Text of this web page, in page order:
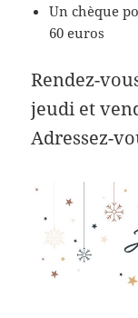
Un chèque
60 euros
Rendez-
jeudi et
Adressez-